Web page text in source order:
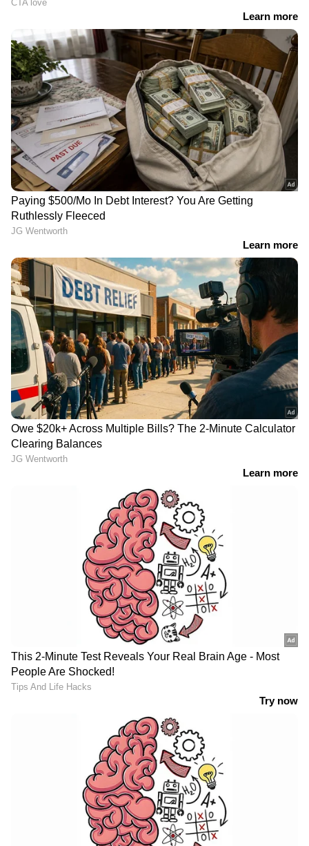
Image Credit : Getty
ഇലക്കറികളും പച്ചക്കറികളും ഉയർന്ന
രക്തസമ്മർദ്ദം നിയന്ത്രിക്കുന്നു
ചീര, ബ്രൊക്കോളി, കോളിഫ്ളവർ എന്നിവയിൽ
പൊട്ടാസ്യം കൂടുതലാണ്. ഇത് വൃക്കകൾ
മൂത്രത്തിലൂടെ കൂടുതൽ സോഡിയം
പുറന്തള്ളാൻ സഹായിക്കുന്നു. ഇലക്കറികളിലെ
പൊട്ടാസ്യം, മഗ്നീഷ്യം എന്നിവ‌ മൂത്രത്തിലൂടെ
ശരീരത്തിൽ നിന്ന് അധിക സോഡിയം
പുറന്തള്ളാൻ സഹായിക്കുന്നു. ദിവസവും 1
മുതൽ 2 കപ്പ് വരെ വേവിച്ച പച്ചക്കറികൾ
മാത്രം കഴിക്കുന്നത് സ്വാഭാവികമായും
സോഡിയത്തിന്റെ അളവ് സന്തുലിതമാക്കാനും
രക്തചംക്രമണം മെച്ചപ്പെടുത്താനും
സഹായിക്കുന്നു.
High Blood Pressure Diet: ഉയർന്ന
രക്തസമ്മർദ്ദം നിയന്ത്രിക്കാൻ
സഹായിക്കുന്ന ആറ് ഭക്ഷണങ്ങള്‍...
Walking and Blood pressure : നടത്തം
രക്തസമ്മർദ്ദം നിയന്ത്രിക്കാൻ
7
Getty
ഹൃദയാരോഗ്യകരമായ
ആന്റിഓക്‌സിഡന്റുകൾ അടങ്ങിയ